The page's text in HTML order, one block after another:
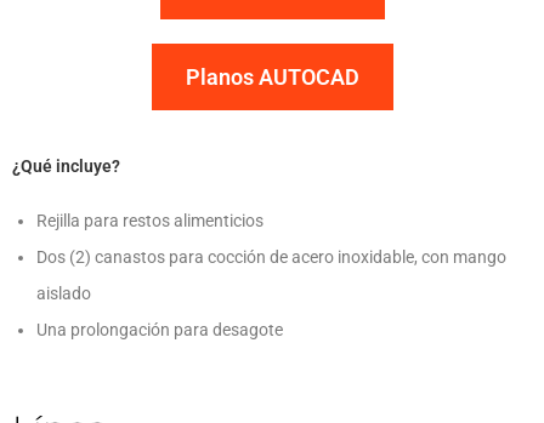
Planos AUTOCAD
¿Qué incluye?
Rejilla para restos alimenticios
Dos (2) canastos para cocción de acero inoxidable, con mango
aislado
Una prolongación para desagote